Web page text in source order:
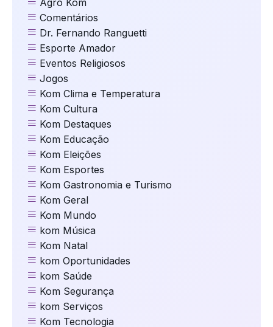
Agro Kom
Comentários
Dr. Fernando Ranguetti
Esporte Amador
Eventos Religiosos
Jogos
Kom Clima e Temperatura
Kom Cultura
Kom Destaques
Kom Educação
Kom Eleições
Kom Esportes
Kom Gastronomia e Turismo
Kom Geral
Kom Mundo
kom Música
Kom Natal
kom Oportunidades
kom Saúde
Kom Segurança
kom Serviços
Kom Tecnologia